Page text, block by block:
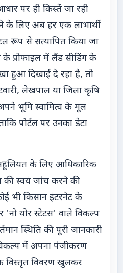
पर ही किस्तें जा रही
के लिए अब हर एक लाभार्थी
रूप से सत्यापित किया जा
के प्रोफाइल में लैंड सीडिंग के
हुआ दिखाई दे रहा है, तो
लेखपाल या जिला कृषि
भूमि स्वामित्व के मूल
पोर्टल पर उनका डेटा
सहूलियत के लिए आधिकारिक
की स्वयं जांच करने की
भी किसान इंटरनेट के
'नो योर स्टेटस' वाले विकल्प
स्थिति की पूरी जानकारी
में अपना पंजीकरण
विस्तृत विवरण खुलकर